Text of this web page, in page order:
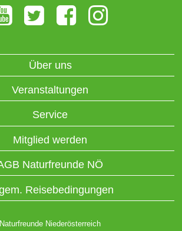
Über uns
Veranstaltungen
Service
Mitglied werden
Naturfreunde NÖ
Reisebedingungen
Naturfreunde Niederösterreich